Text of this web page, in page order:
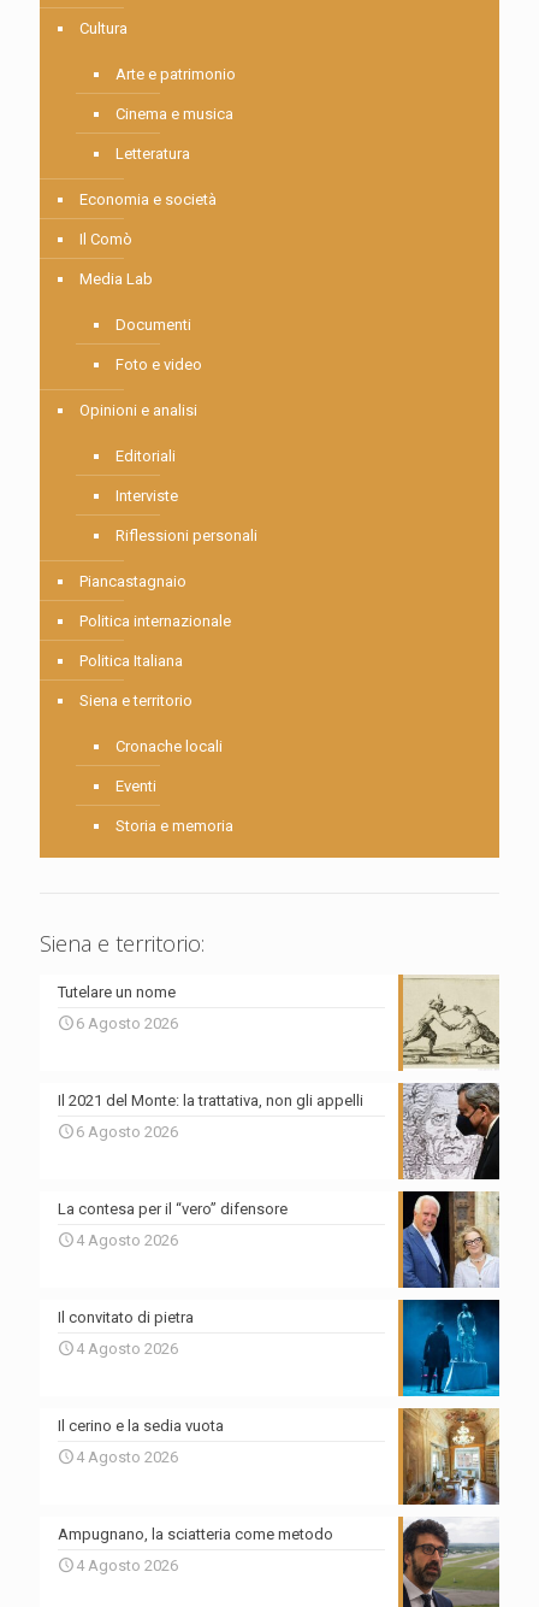
Cultura
Arte e patrimonio
Cinema e musica
Letteratura
Economia e società
Il Comò
Media Lab
Documenti
Foto e video
Opinioni e analisi
Editoriali
Interviste
Riflessioni personali
Piancastagnaio
Politica internazionale
Politica Italiana
Siena e territorio
Cronache locali
Eventi
Storia e memoria
Siena e territorio:
Tutelare un nome
6 Agosto 2026
Il 2021 del Monte: la trattativa, non gli appelli
6 Agosto 2026
La contesa per il “vero” difensore
4 Agosto 2026
Il convitato di pietra
4 Agosto 2026
Il cerino e la sedia vuota
4 Agosto 2026
Ampugnano, la sciatteria come metodo
4 Agosto 2026